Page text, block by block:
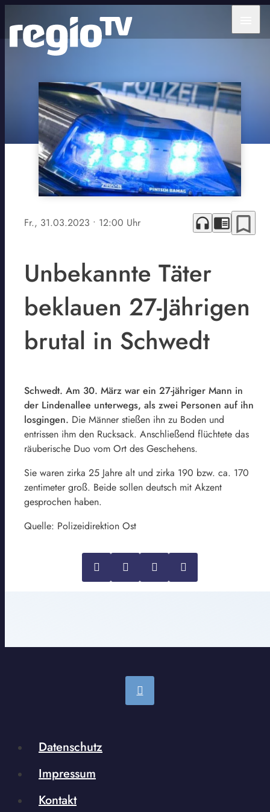
Fr., 31.03.2023 • 12:00 Uhr headphones chrome_reader_mode bookmark_border
Unbekannte Täter
beklauen 27-Jährigen
brutal in Schwedt
Schwedt. Am 30. März war ein 27-jähriger Mann in
der Lindenallee unterwegs, als zwei Personen auf ihn
losgingen. Die Männer stießen ihn zu Boden und
entrissen ihm den Rucksack. Anschließend flüchtete das
räuberische Duo vom Ort des Geschehens.
Sie waren zirka 25 Jahre alt und zirka 190 bzw. ca. 170
zentimeter groß. Beide sollen deutsch mit Akzent
gesprochen haben.
Quelle: Polizeidirektion Ost
Datenschutz
Impressum
Kontakt